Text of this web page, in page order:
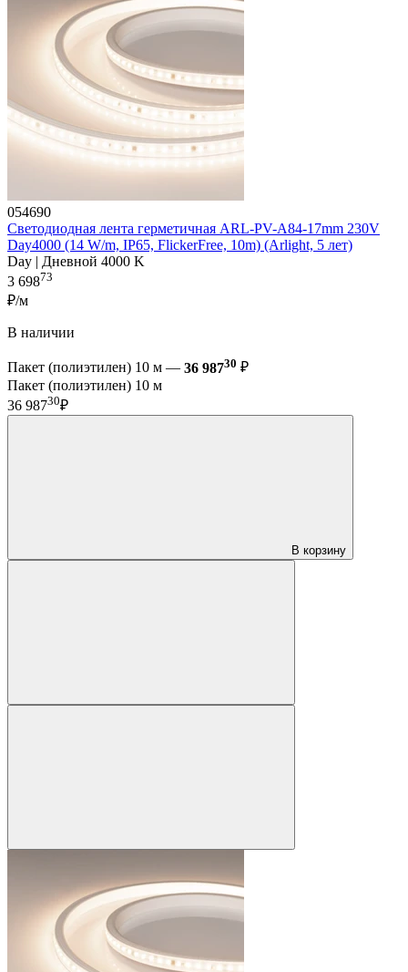
054690
Светодиодная лента герметичная ARL-PV-A84-17mm 230V
Day4000 (14 W/m, IP65, FlickerFree, 10m) (Arlight, 5 лет)
Day | Дневной 4000 K
3 69873
₽/м
В наличии
Пакет (полиэтилен) 10 м — 36 98730 ₽
Пакет (полиэтилен) 10 м
36 98730₽
В корзину